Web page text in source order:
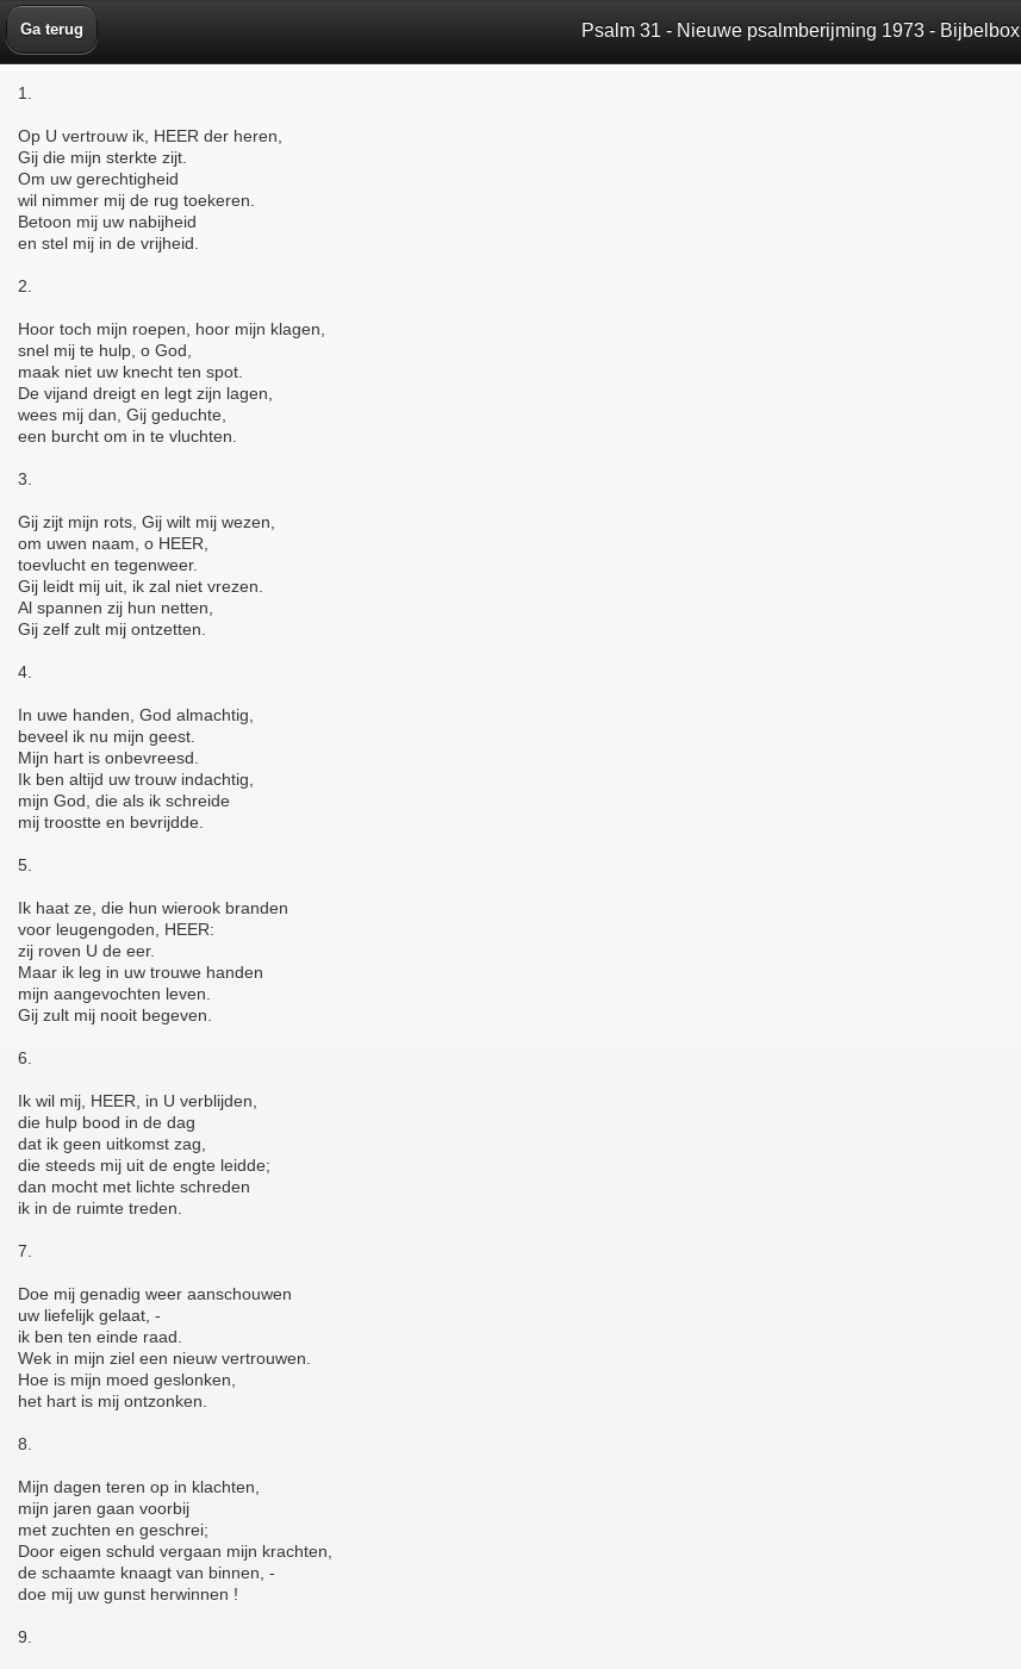
Ga terug Psalm 31 - Nieuwe psalmberijming 1973 - Bijbelbox
1.
Op U vertrouw ik, HEER der heren,
Gij die mijn sterkte zijt.
Om uw gerechtigheid
wil nimmer mij de rug toekeren.
Betoon mij uw nabijheid
en stel mij in de vrijheid.
2.
Hoor toch mijn roepen, hoor mijn klagen,
snel mij te hulp, o God,
maak niet uw knecht ten spot.
De vijand dreigt en legt zijn lagen,
wees mij dan, Gij geduchte,
een burcht om in te vluchten.
3.
Gij zijt mijn rots, Gij wilt mij wezen,
om uwen naam, o HEER,
toevlucht en tegenweer.
Gij leidt mij uit, ik zal niet vrezen.
Al spannen zij hun netten,
Gij zelf zult mij ontzetten.
4.
In uwe handen, God almachtig,
beveel ik nu mijn geest.
Mijn hart is onbevreesd.
Ik ben altijd uw trouw indachtig,
mijn God, die als ik schreide
mij troostte en bevrijdde.
5.
Ik haat ze, die hun wierook branden
voor leugengoden, HEER:
zij roven U de eer.
Maar ik leg in uw trouwe handen
mijn aangevochten leven.
Gij zult mij nooit begeven.
6.
Ik wil mij, HEER, in U verblijden,
die hulp bood in de dag
dat ik geen uitkomst zag,
die steeds mij uit de engte leidde;
dan mocht met lichte schreden
ik in de ruimte treden.
7.
Doe mij genadig weer aanschouwen
uw liefelijk gelaat, -
ik ben ten einde raad.
Wek in mijn ziel een nieuw vertrouwen.
Hoe is mijn moed geslonken,
het hart is mij ontzonken.
8.
Mijn dagen teren op in klachten,
mijn jaren gaan voorbij
met zuchten en geschrei;
Door eigen schuld vergaan mijn krachten,
de schaamte knaagt van binnen, -
doe mij uw gunst herwinnen !
9.